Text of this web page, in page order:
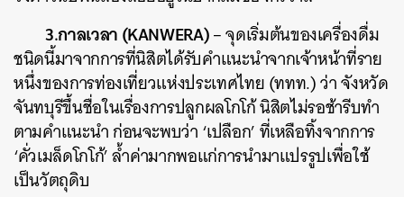
3.กาลเวลา (KANWERA)– จุดเริ่มต้นของเครื่องดื่ม
ชนิดนี้มาจากการที่นิสิตได้รับคำแนะนำจากเจ้าหน้าที่ราย
หนึ่งของการท่องเที่ยวแห่งประเทศไทย (ททท.) ว่า จังหวัด
จันทบุรีขึ้นชื่อในเรื่องการปลูกผลโกโก้ นิสิตไม่รอช้ารีบทำ
ตามคำแนะนำ ก่อนจะพบว่า ‘เปลือก’ ที่เหลือทิ้งจากการ
‘คั่วเมล็ดโกโก้’ ล้ำค่ามากพอแก่การนำมาแปรรูปเพื่อใช้
เป็นวัตถุดิบ